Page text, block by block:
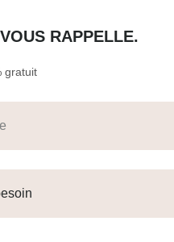
RAPPELLE.
gratuit